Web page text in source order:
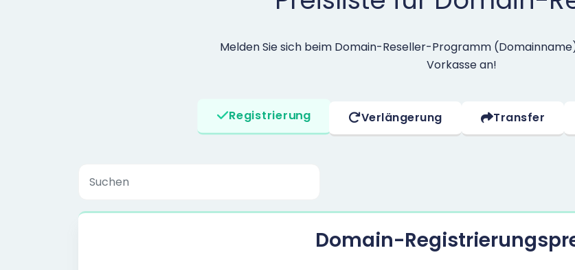
Melden Sie sich beim Domain-Reseller-Programm
Vorkasse an!
Registrierung Verlängerung Transfer
Domain-